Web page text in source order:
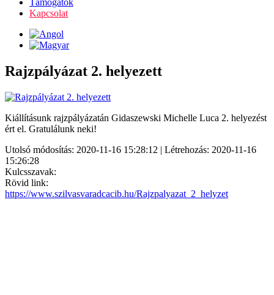
Támogatók
Kapcsolat
Rajzpályázat 2. helyezett
Kiállításunk rajzpályázatán Gidaszewski Michelle Luca 2. helyezést
ért el. Gratulálunk neki!
Utolsó módosítás: 2020-11-16 15:28:12 | Létrehozás: 2020-11-16
15:26:28
Kulcsszavak:
Rövid link:
https://www.szilvasvaradcacib.hu/Rajzpalyazat_2_helyzet